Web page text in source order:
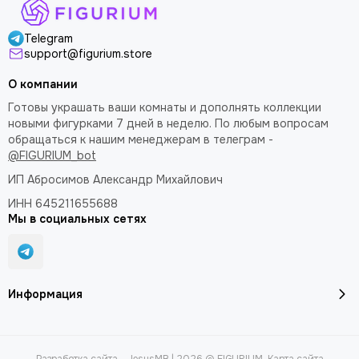
Telegram
support@figurium.store
Информация
О компании
Готовы украшать ваши комнаты и дополнять коллекции
новыми фигурками 7 дней в неделю. По любым вопросам
обращаться к нашим менеджерам в телеграм -
@FIGURIUM_bot
ИП Абросимов Александр Михайлович
ИНН 645211655688
Мы в социальных сетях